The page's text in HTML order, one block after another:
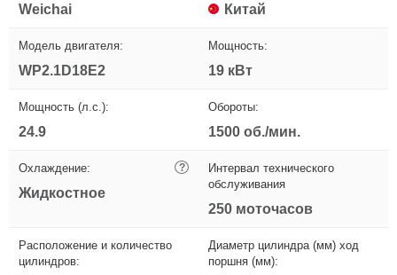
Weichai Китай
Модель двигателя:
WP2.1D18E2
Мощность:
19 кВт
Мощность (л.с.):
24.9
Обороты:
1500 об./мин.
Охлаждение: ?
Жидкостное
Интервал технического
обслуживания
250 моточасов
Расположение и количество
цилиндров:
Диаметр цилиндра (мм) ход
поршня (мм):